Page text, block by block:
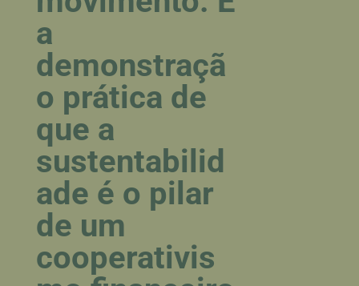
a
demonstraçã
o prática de
que a
sustentabilid
ade é o pilar
de um
cooperativis